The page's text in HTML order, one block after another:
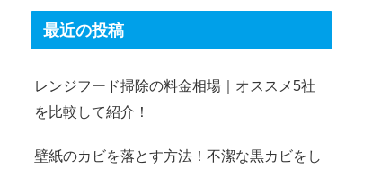
最近の投稿
レンジフード掃除の料金相場｜オススメ5社
を比較して紹介！
壁紙のカビを落とす方法！不潔な黒カビをし